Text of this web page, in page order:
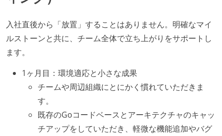
入社直後から「放置」することはありません。明確なマイ
ルストーンと共に、チーム全体で立ち上がりをサポートし
ます。
1ヶ月目：環境適応と小さな成果
チームや周辺組織にとにかく慣れていただきま
す。
既存のGoコードベースとアーキテクチャのキャッ
チアップをしていただき、軽微な機能追加やバグ